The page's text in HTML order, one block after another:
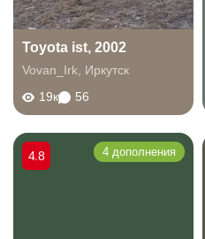
Toyota ist, 2002
Vovan_Irk Иркутск
19к
56
4.8 4 дополнения